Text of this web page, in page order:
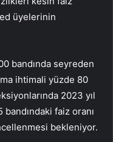
üyelerinin
bandında seyreden
ihtimali yüzde 80
2023 yıl
faiz oranı
bekleniyor.